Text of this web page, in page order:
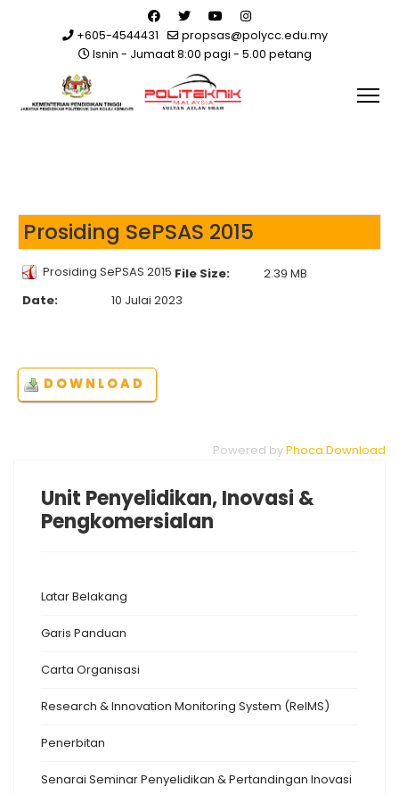
+605-4544431
propsas@polycc.edu.my
Isnin - Jumaat 8:00 pagi - 5.00 petang
Prosiding SePSAS 2015
Prosiding SePSAS 2015 File Size:
2.39 MB
Date:
10 Julai 2023
Powered byPhoca Download
Unit Penyelidikan, Inovasi &
Pengkomersialan
Latar Belakang
Garis Panduan
Carta Organisasi
Research & Innovation Monitoring System (ReIMS)
Penerbitan
Senarai Seminar Penyelidikan & Pertandingan Inovasi